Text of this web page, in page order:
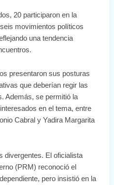
20 participaron en la
movimientos políticos
una tendencia
presentaron sus posturas
que deberían regir las
Además, se permitió la
en el tema, entre
Cabral y Yadira Margarita
divergentes. El oficialista
(PRM) reconoció el
pero insistió en la